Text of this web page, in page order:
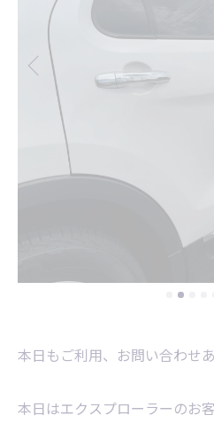
本日もご利用、お問い合わせ
本日はエクスプローラーのお